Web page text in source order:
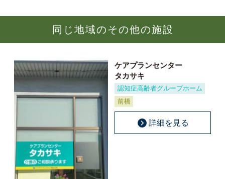
同じ地域のその他の施設
ケアプランセンター
タカサキ
認知症高齢者グループホーム
前橋
詳細を見る